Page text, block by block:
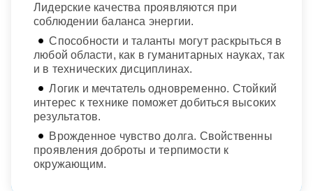
Лидерские качества проявляются при
соблюдении баланса энергии.
Способности и таланты могут раскрыться в
любой области, как в гуманитарных науках, так
и в технических дисциплинах.
Логик и мечтатель одновременно. Стойкий
интерес к технике поможет добиться высоких
результатов.
Врожденное чувство долга. Свойственны
проявления доброты и терпимости к
окружающим.